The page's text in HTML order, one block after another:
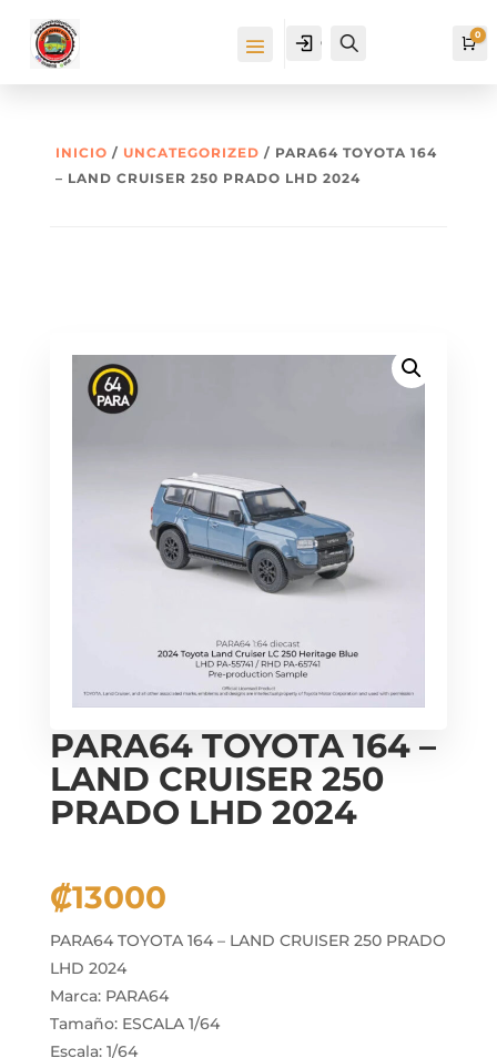
Cuenta 0
INICIO / UNCATEGORIZED / PARA64 TOYOTA 164
– LAND CRUISER 250 PRADO LHD 2024
PARA64 TOYOTA 164 –
LAND CRUISER 250
PRADO LHD 2024
₡13000
PARA64 TOYOTA 164 – LAND CRUISER 250 PRADO
LHD 2024
Marca: PARA64
Tamaño: ESCALA 1/64
Escala: 1/64